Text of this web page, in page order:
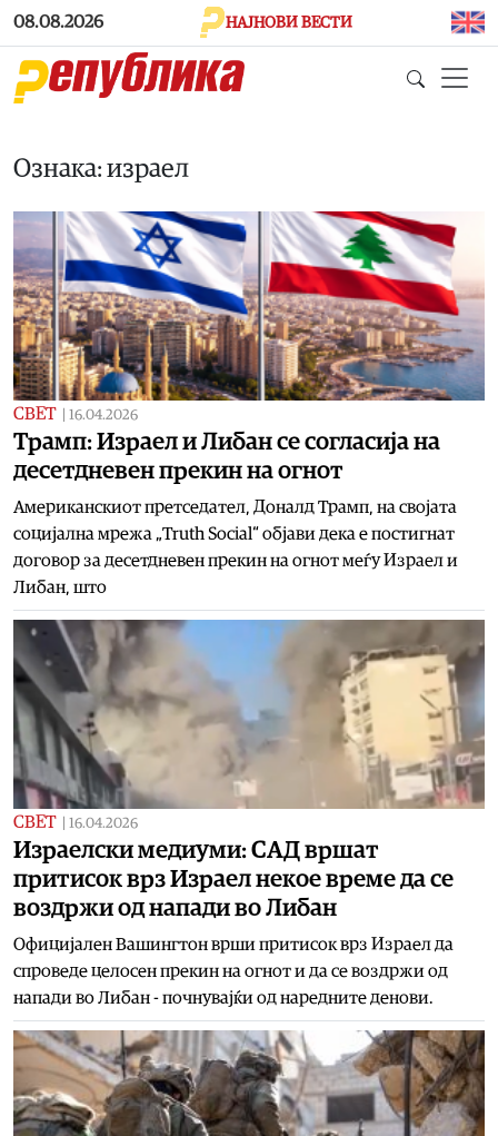
Skip to main content
08.08.2026 НАЈНОВИ ВЕСТИ
Ознака: израел
СВЕТ 16.04.2026
Трамп: Израел и Либан се согласија на
десетдневен прекин на огнот
Американскиот претседател, Доналд Трамп, на својата
социјална мрежа „Truth Social“ објави дека е постигнат
договор за десетдневен прекин на огнот меѓу Израел и
Либан, што
СВЕТ 16.04.2026
Израелски медиуми: САД вршат
притисок врз Израел некое време да се
воздржи од напади во Либан
Официјален Вашингтон врши притисок врз Израел да
спроведе целосен прекин на огнот и да се воздржи од
напади во Либан - почнувајќи од наредните денови.